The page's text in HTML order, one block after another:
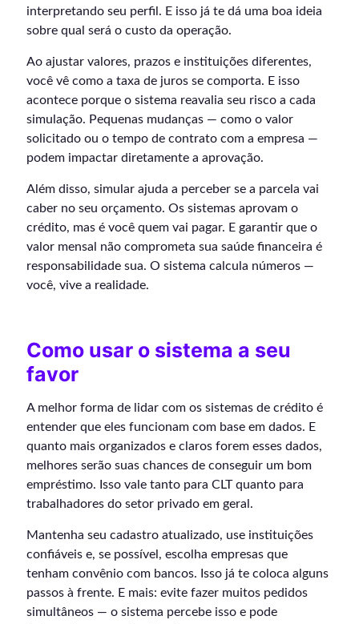
interpretando seu perfil. E isso já te dá uma boa ideia
sobre qual será o custo da operação.
Ao ajustar valores, prazos e instituições diferentes,
você vê como a taxa de juros se comporta. E isso
acontece porque o sistema reavalia seu risco a cada
simulação. Pequenas mudanças — como o valor
solicitado ou o tempo de contrato com a empresa —
podem impactar diretamente a aprovação.
Além disso, simular ajuda a perceber se a parcela vai
caber no seu orçamento. Os sistemas aprovam o
crédito, mas é você quem vai pagar. E garantir que o
valor mensal não comprometa sua saúde financeira é
responsabilidade sua. O sistema calcula números —
você, vive a realidade.
Como usar o sistema a seu
favor
A melhor forma de lidar com os sistemas de crédito é
entender que eles funcionam com base em dados. E
quanto mais organizados e claros forem esses dados,
melhores serão suas chances de conseguir um bom
empréstimo. Isso vale tanto para CLT quanto para
trabalhadores do setor privado em geral.
Mantenha seu cadastro atualizado, use instituições
confiáveis e, se possível, escolha empresas que
tenham convênio com bancos. Isso já te coloca alguns
passos à frente. E mais: evite fazer muitos pedidos
simultâneos — o sistema percebe isso e pode